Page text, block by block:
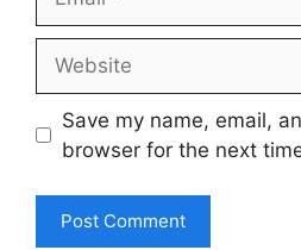
Save my name, email,
browser for the next